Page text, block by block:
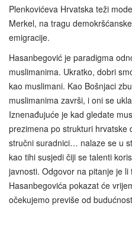
Plenkovićeva Hrvatska teži
Merkel, na tragu
emigracije.
Hasanbegović je paradigma
muslimanima. Ukratko, dobri
kao muslimani. Kao Bošnjaci
muslimanima završi, i oni se
Iznenađujuće je kad gledate
prezimena po strukturi hrvatske
stručni suradnici… nalaze se u
kao tihi susjedi čiji se talenti
javnosti. Odgovor na pitanje je
Hasanbegovića pokazat će
očekujemo previše od